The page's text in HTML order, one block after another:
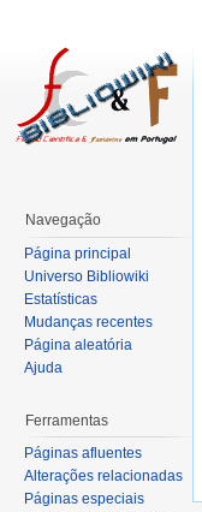
Navegação
Página principal
Universo Bibliowiki
Estatísticas
Mudanças recentes
Página aleatória
Ajuda
Ferramentas
Páginas afluentes
Alterações relacionadas
Páginas especiais